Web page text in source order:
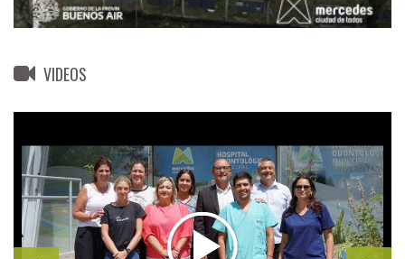
VIDEOS